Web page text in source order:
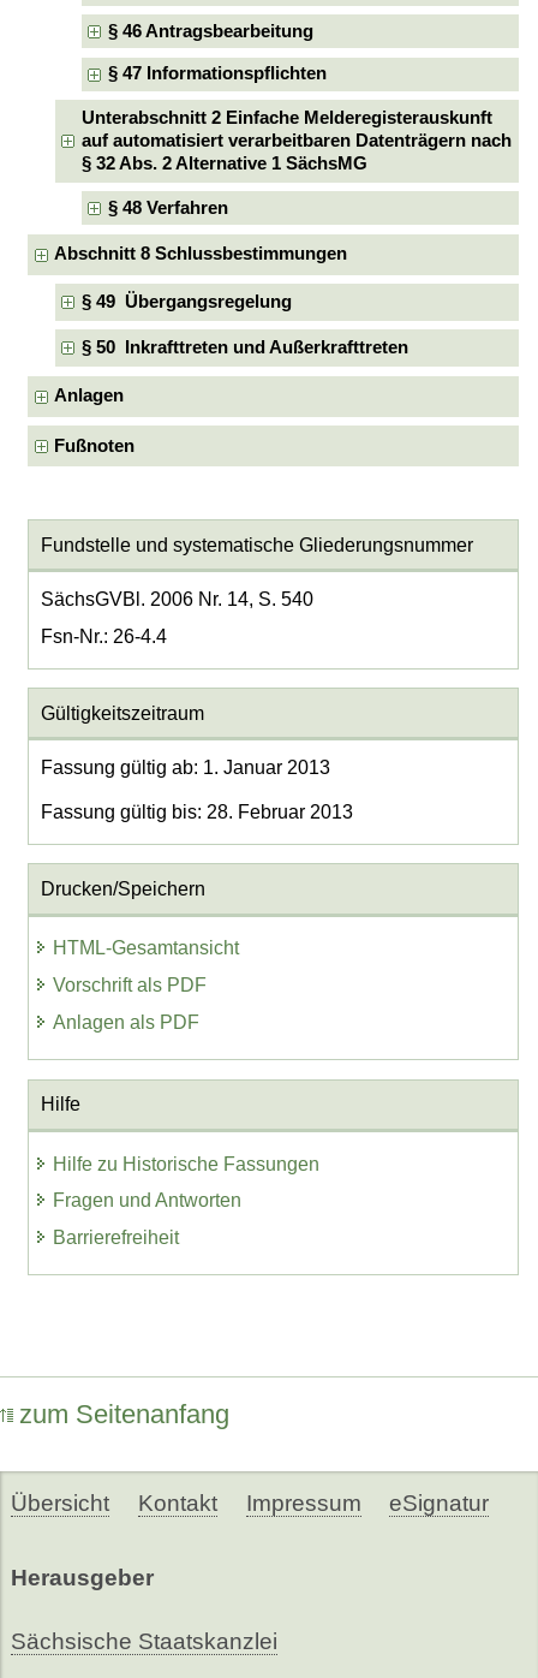
§ 46 Antragsbearbeitung
§ 47 Informationspflichten
Unterabschnitt 2 Einfache Melderegisterauskunft
auf automatisiert verarbeitbaren Datenträgern nach
§ 32 Abs. 2 Alternative 1 SächsMG
§ 48 Verfahren
Abschnitt 8 Schlussbestimmungen
§ 49 Übergangsregelung
§ 50 Inkrafttreten und Außerkrafttreten
Anlagen
Fußnoten
Fundstelle und systematische Gliederungsnummer
SächsGVBl. 2006 Nr. 14, S. 540
Fsn-Nr.: 26-4.4
Gültigkeitszeitraum
Fassung gültig ab: 1. Januar 2013
Fassung gültig bis: 28. Februar 2013
Drucken/Speichern
HTML-Gesamtansicht
Vorschrift als PDF
Anlagen als PDF
Hilfe
Hilfe zu Historische Fassungen
Fragen und Antworten
Barrierefreiheit
zum Seitenanfang
Übersicht Kontakt Impressum eSignatur
Herausgeber
Sächsische Staatskanzlei